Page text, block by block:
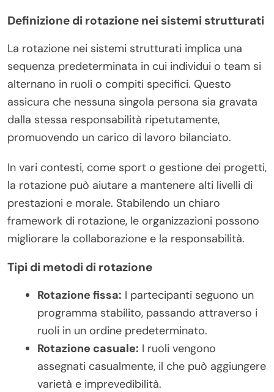
Definizione di rotazione nei sistemi strutturati
La rotazione nei sistemi strutturati implica una
sequenza predeterminata in cui individui o team si
alternano in ruoli o compiti specifici. Questo
assicura che nessuna singola persona sia gravata
dalla stessa responsabilità ripetutamente,
promuovendo un carico di lavoro bilanciato.
In vari contesti, come sport o gestione dei progetti,
la rotazione può aiutare a mantenere alti livelli di
prestazioni e morale. Stabilendo un chiaro
framework di rotazione, le organizzazioni possono
migliorare la collaborazione e la responsabilità.
Tipi di metodi di rotazione
Rotazione fissa: I partecipanti seguono un
programma stabilito, passando attraverso i
ruoli in un ordine predeterminato.
Rotazione casuale: I ruoli vengono
assegnati casualmente, il che può aggiungere
varietà e imprevedibilità.